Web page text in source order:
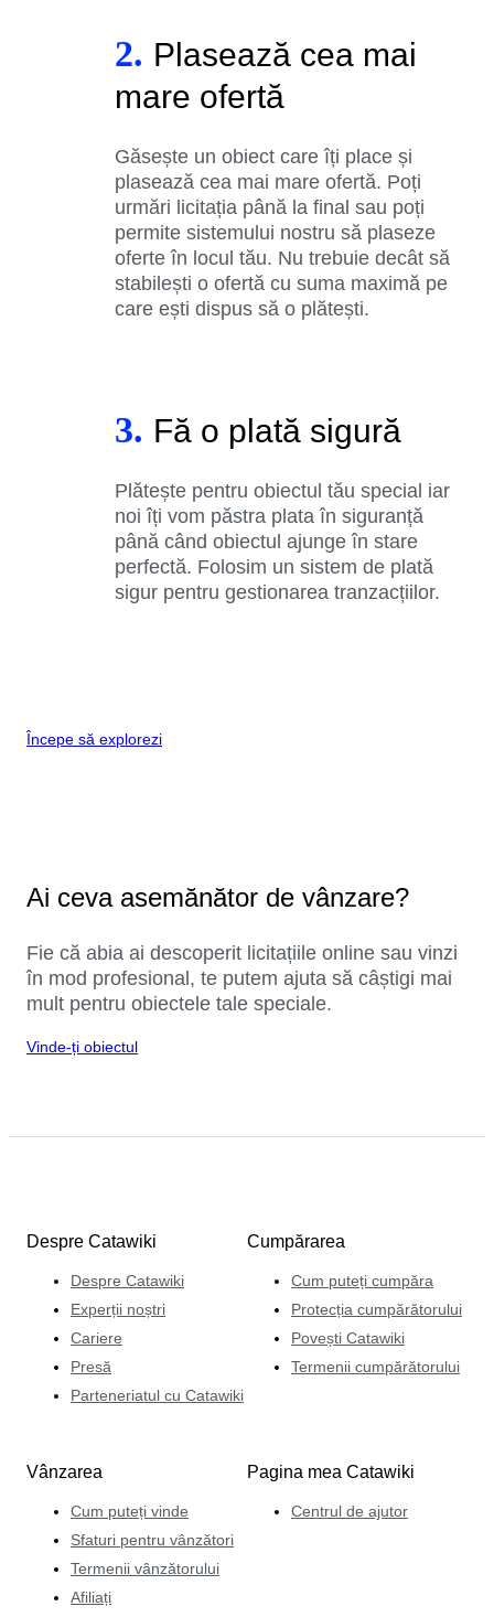
2. Plasează cea mai
mare ofertă
Găsește un obiect care îți place și
plasează cea mai mare ofertă. Poți
urmări licitația până la final sau poți
permite sistemului nostru să plaseze
oferte în locul tău. Nu trebuie decât să
stabilești o ofertă cu suma maximă pe
care ești dispus să o plătești.
3. Fă o plată sigură
Plătește pentru obiectul tău special iar
noi îți vom păstra plata în siguranță
până când obiectul ajunge în stare
perfectă. Folosim un sistem de plată
sigur pentru gestionarea tranzacțiilor.
Începe să explorezi
Ai ceva asemănător de vânzare?
Fie că abia ai descoperit licitațiile online sau vinzi
în mod profesional, te putem ajuta să câștigi mai
mult pentru obiectele tale speciale.
Vinde-ți obiectul
Despre Catawiki
Despre Catawiki
Experții noștri
Cariere
Presă
Parteneriatul cu Catawiki
Cumpărarea
Cum puteți cumpăra
Protecția cumpărătorului
Povești Catawiki
Termenii cumpărătorului
Vânzarea
Cum puteți vinde
Sfaturi pentru vânzători
Termenii vânzătorului
Afiliați
Pagina mea Catawiki
Centrul de ajutor